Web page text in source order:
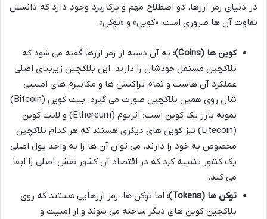
در دنیای رمز ارزها، دو اصطلاح مهم و پرکاربرد وجود دارد که دانستن
تفاوت آن ها ضروری است: «کوین» و «توکن».
کوین ها (Coins):
به آن دسته از رمز ارزها گفته می شود که
بلاکچین مستقل خودشان را دارند. این بلاکچین زیربنای اصلی
عملکرد آن هاست و تمام تراکنش ها و مکانیزم های امنیتی
شان روی همین بلاکچین صورت می گیرد. بیت کوین (Bitcoin)
نمونه بارز یک کوین است؛ اتریوم (Ethereum) و لایت کوین
(Litecoin) نیز کوین های دیگری هستند که هر کدام بلاکچین
مخصوص به خود را دارند. می توان آن ها را به واحد پول اصلی
یک کشور تشبیه کرد که در اقتصاد آن کشور نقش اصلی را ایفا
می کند.
توکن ها (Tokens):
اما توکن ها، رمز ارزهایی هستند که روی
بلاکچین کوین های دیگر ساخته می شوند و از امنیت و